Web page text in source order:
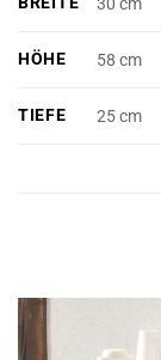
HÖHE 58 cm
TIEFE 25 cm